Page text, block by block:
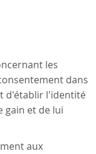
les
dans
d'établir l'identité
gain et de lui
aux